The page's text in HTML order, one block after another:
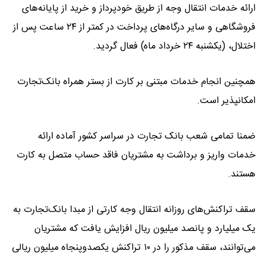
ارائه خدمات انتقال وجه از طریق خودپرداز و خرید از پایانه‌های
فروشگاهی و سایر درگاه‌های پرداخت در کمتر از ۲۴ ساعت پس از
اختلال، (یکشنبه ۲۴ خرداد ماه) فعال گردید.
همچنین انجام خدمات مبتنی بر کارت از بستر همراه بانک‌تجارت
امکانپذیر است.
ضمنا تمامی شعب بانک تجارت در سراسر کشور آماده ارائه
خدمات واریز و برداشت به مشتریان فاقد حساب متصل به کارت
هستند.
سقف تراکنش‌های روزانه انتقال وجه کارتی از مبدا بانک‌تجارت به
یک میلیارد و پانصد میلیون ریال افزایش یافت که مشتریان
می‌توانند، سقف مذکور را در ۱۰ تراکنش یکصدوپنجاه میلیون ریالی